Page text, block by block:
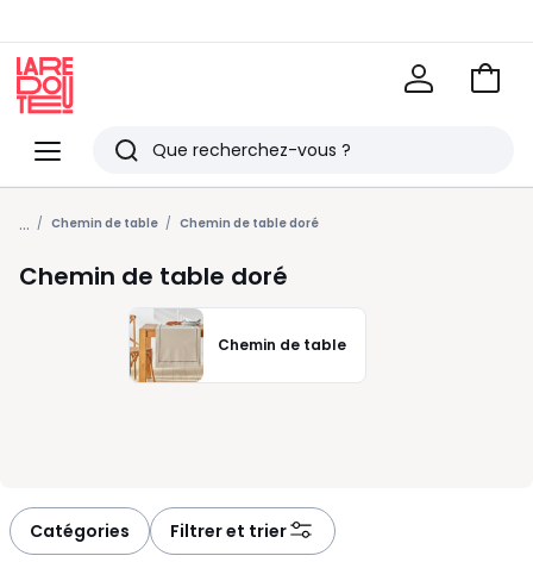
Menu
Redoute
Rechercher
Derniers
articles
vus
Voir
... Chemin de table Chemin de table doré
Chemin de table doré
Chemin de table
Catégories Filtrer et trier